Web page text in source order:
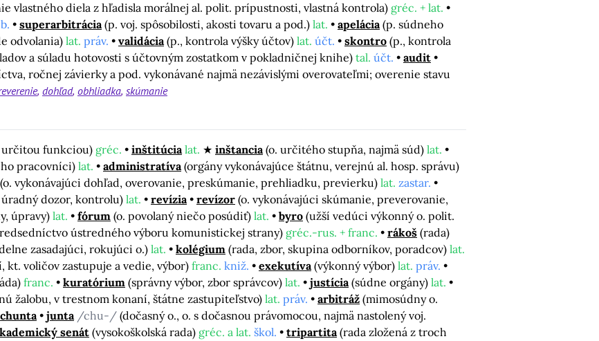
vlastného diela z hľadisla morálnej al. polit. prípustnosti, vlastná kontrola) gréc. + lat.
superarbitrácia (p. voj. spôsobilosti, akosti tovaru a pod.) lat. apelácia (p. súdneho
odvolania) lat. práv. validácia (p., kontrola výšky účtov) lat. účt. skontro (p., kontrola
a súladu hotovosti s účtovným zostatkom v pokladničnej knihe) tal. účt.
audit
ročnej závierky a pod. vykonávané najmä nezávislými overovateľmi; overenie stavu
dohľad obhliadka skúmanie
určitou funkciou) gréc. inštitúcia lat. inštancia (o. určitého stupňa, najmä súd) lat.
pracovníci) lat. administratíva (orgány vykonávajúce štátnu, verejnú al. hosp. správu)
(o. vykonávajúci dohľad, overovanie, preskúmanie, prehliadku, previerku) lat. zastar.
dozor, kontrolu)lat. revízia revízor (o. vykonávajúci skúmanie, preverovanie,
úpravy)lat. fórum (o. povolaný niečo posúdiť) lat. byro (užší vedúci výkonný o. polit.
ústredného výboru komunistickej strany) gréc.-rus. + franc. rákoš (rada)
zasadajúci, rokujúci o.) lat. kolégium (rada, zbor, skupina odborníkov, poradcov) lat.
kt. voličov zastupuje a vedie, výbor) franc. kniž. exekutíva (výkonný výbor) lat. práv.
franc. kuratórium (správny výbor, zbor správcov) lat. justícia (súdne orgány) lat.
žalobu, v trestnom konaní, štátne zastupiteľstvo) lat. práv. arbitráž (mimosúdny o.
chunta junta /chu-/ (dočasný o., o. s dočasnou právomocou, najmä nastolený voj.
senát (vysokoškolská rada) gréc. a lat. škol. tripartita (rada zložená z troch